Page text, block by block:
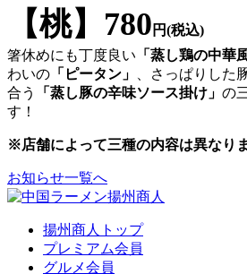
【桃】 780 円(税込)
箸休めにも丁度良い 「蒸し鶏の中華
わいの 「ピータン」
、さっぱりした
合う
「蒸し豚の辛味ソース掛け」 の
す！
※店舗によって三種の内容は異なりま
お知らせ一覧へ
揚州商人トップ
プレミアム会員
グルメ会員